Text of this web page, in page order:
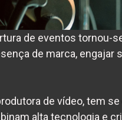
de eventos tornou-
de marca,
de vídeo, tem
alta tecnologia e